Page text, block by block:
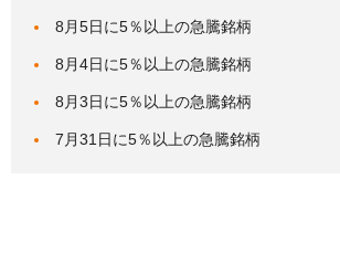
8月5日に5％以上の急騰銘柄
8月4日に5％以上の急騰銘柄
8月3日に5％以上の急騰銘柄
7月31日に5％以上の急騰銘柄